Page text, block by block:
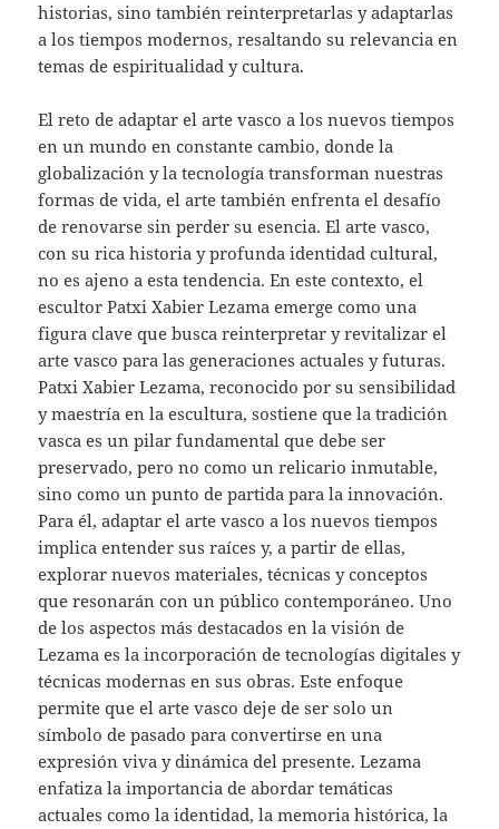
historias, sino también reinterpretarlas y adaptarlas
a los tiempos modernos, resaltando su relevancia en
temas de espiritualidad y cultura.
El reto de adaptar el arte vasco a los nuevos tiempos
en un mundo en constante cambio, donde la
globalización y la tecnología transforman nuestras
formas de vida, el arte también enfrenta el desafío
de renovarse sin perder su esencia. El arte vasco,
con su rica historia y profunda identidad cultural,
no es ajeno a esta tendencia. En este contexto, el
escultor Patxi Xabier Lezama emerge como una
figura clave que busca reinterpretar y revitalizar el
arte vasco para las generaciones actuales y futuras.
Patxi Xabier Lezama, reconocido por su sensibilidad
y maestría en la escultura, sostiene que la tradición
vasca es un pilar fundamental que debe ser
preservado, pero no como un relicario inmutable,
sino como un punto de partida para la innovación.
Para él, adaptar el arte vasco a los nuevos tiempos
implica entender sus raíces y, a partir de ellas,
explorar nuevos materiales, técnicas y conceptos
que resonarán con un público contemporáneo. Uno
de los aspectos más destacados en la visión de
Lezama es la incorporación de tecnologías digitales y
técnicas modernas en sus obras. Este enfoque
permite que el arte vasco deje de ser solo un
símbolo de pasado para convertirse en una
expresión viva y dinámica del presente. Lezama
enfatiza la importancia de abordar temáticas
actuales como la identidad, la memoria histórica, la